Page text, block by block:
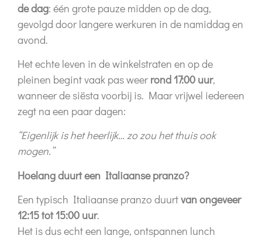
de dag: één grote pauze midden op de dag,
gevolgd door langere werkuren in de namiddag en
avond.
Het echte leven in de winkelstraten en op de
pleinen begint vaak pas weer rond 17:00 uur,
wanneer de siësta voorbij is. Maar vrijwel iedereen
zegt na een paar dagen:
“Eigenlijk is het heerlijk… zo zou het thuis ook
mogen.”
Hoelang duurt een Italiaanse pranzo?
Een typisch Italiaanse pranzo duurtvan ongeveer
12:15 tot 15:00 uur.
Het is dus echt een lange, ontspannen lunch